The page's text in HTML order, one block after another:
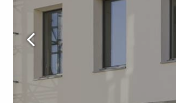
Photo
précédente